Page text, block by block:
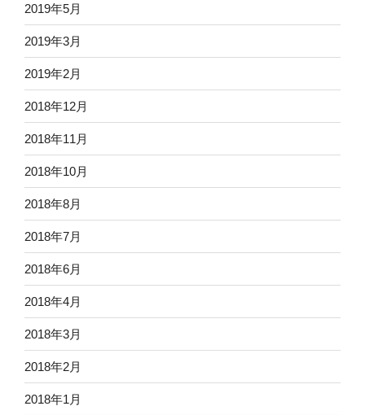
2019年5月
2019年3月
2019年2月
2018年12月
2018年11月
2018年10月
2018年8月
2018年7月
2018年6月
2018年4月
2018年3月
2018年2月
2018年1月